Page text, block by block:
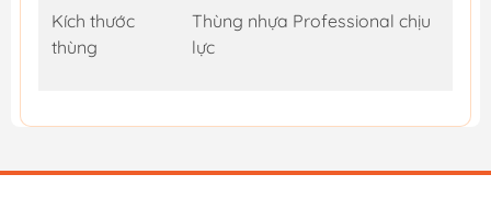
Kích thước
thùng
Thùng nhựa Professional chịu
lực